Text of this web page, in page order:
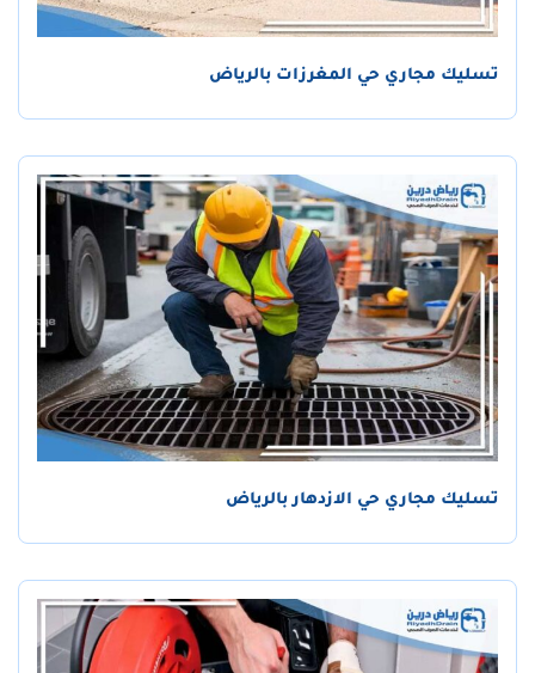
تسليك مجاري حي المغرزات بالرياض
تسليك مجاري حي الازدهار بالرياض